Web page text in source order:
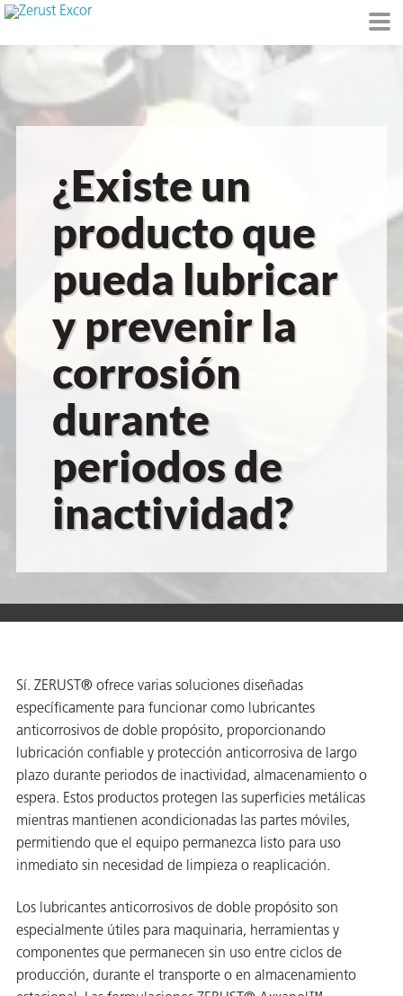
¿Existe un
producto que
pueda lubricar
y prevenir la
corrosión
durante
periodos de
inactividad?
Sí. ZERUST® ofrece varias soluciones diseñadas
específicamente para funcionar como lubricantes
anticorrosivos de doble propósito, proporcionando
lubricación confiable y protección anticorrosiva de largo
plazo durante periodos de inactividad, almacenamiento o
espera. Estos productos protegen las superficies metálicas
mientras mantienen acondicionadas las partes móviles,
permitiendo que el equipo permanezca listo para uso
inmediato sin necesidad de limpieza o reaplicación.
Los lubricantes anticorrosivos de doble propósito son
especialmente útiles para maquinaria, herramientas y
componentes que permanecen sin uso entre ciclos de
producción, durante el transporte o en almacenamiento
Ambiente
de